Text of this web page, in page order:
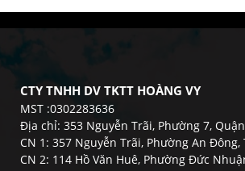
CTY TNHH DV TKTT HOÀNG VY
MST :0302283636
Địa chỉ: 353 Nguyễn Trãi, Phường 7, Quận
CN 1: 357 Nguyễn Trãi, Phường An Đông,
CN 2: 114 Hồ Văn Huê, Phường Đức